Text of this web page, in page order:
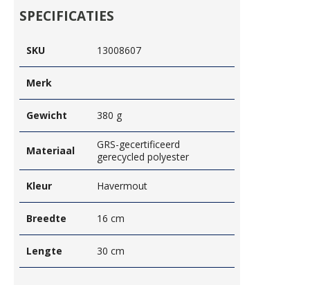
SPECIFICATIES
SKU 13008607
Merk
Gewicht 380 g
Materiaal
GRS-gecertificeerd
gerecycled polyester
Kleur Havermout
Breedte 16 cm
Lengte 30 cm